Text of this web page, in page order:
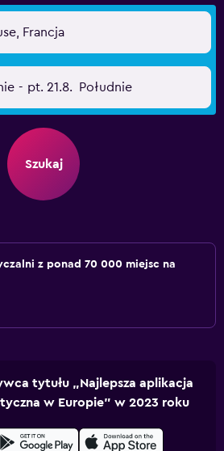
Francja
- pt. 21.8. Południe
Szukaj
z ponad 70 000 miejsc na
tytułu „Najlepsza aplikacja
w Europie” w 2023 roku